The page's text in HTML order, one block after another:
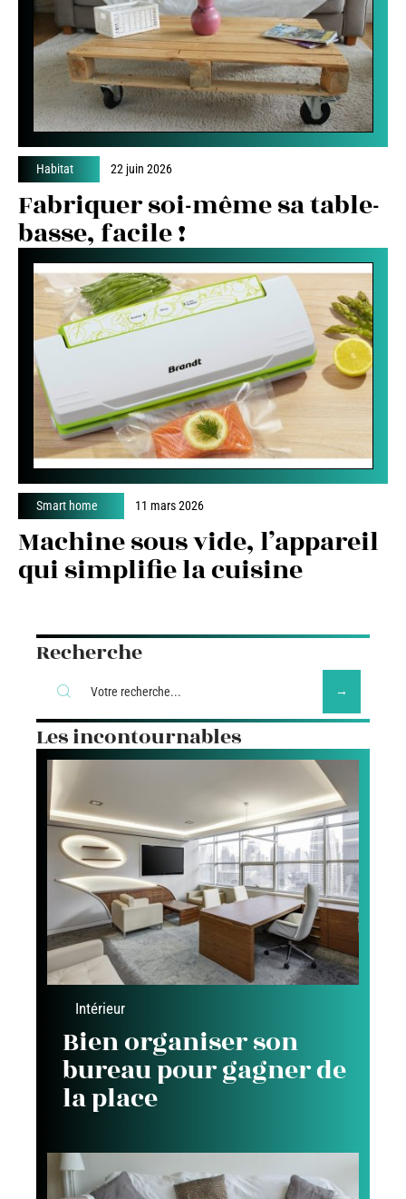
Habitat 22 juin 2026
Fabriquer soi-même sa table-
basse, facile !
Smart home 11 mars 2026
Machine sous vide, l’appareil
qui simplifie la cuisine
Recherche
Les incontournables
Intérieur
Bien organiser son
bureau pour gagner de
la place